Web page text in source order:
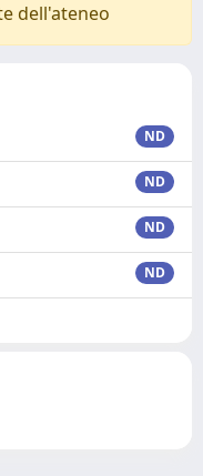
dell'ateneo
ND
ND
ND
ND